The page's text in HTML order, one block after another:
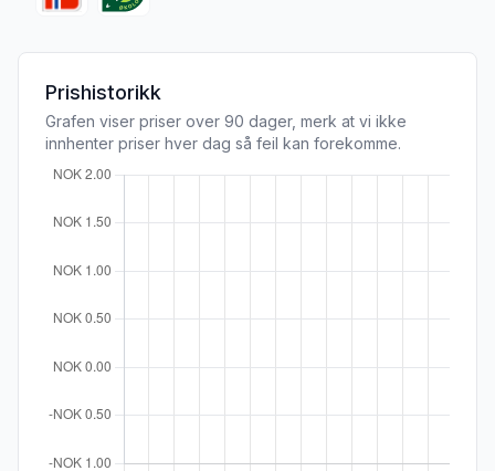
Prishistorikk
Grafen viser priser over 90 dager, merk at vi ikke
innhenter priser hver dag så feil kan forekomme.